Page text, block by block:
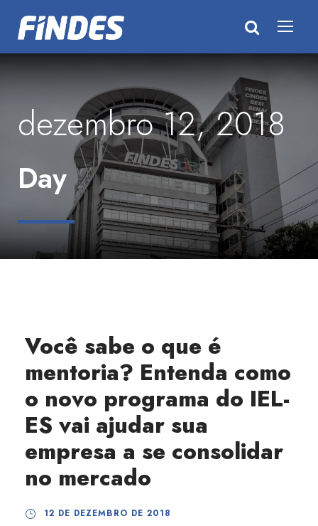
dezembro 12, 2018
Day
Você sabe o que é
mentoria? Entenda como
o novo programa do IEL-
ES vai ajudar sua
empresa a se consolidar
no mercado
12 DE DEZEMBRO DE 2018